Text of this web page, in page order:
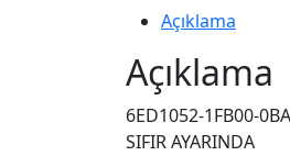
Açıklama
Açıklama
6ED1052-1FB00-
SIFIR AYARINDA